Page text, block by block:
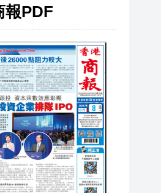
報PDF